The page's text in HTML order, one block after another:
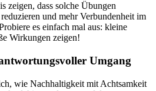
zeigen, dass solche Übungen
und mehr Verbundenheit im
es einfach mal aus: kleine
Wirkungen zeigen!
Umgang
wie Nachhaltigkeit mit Achtsamkeit